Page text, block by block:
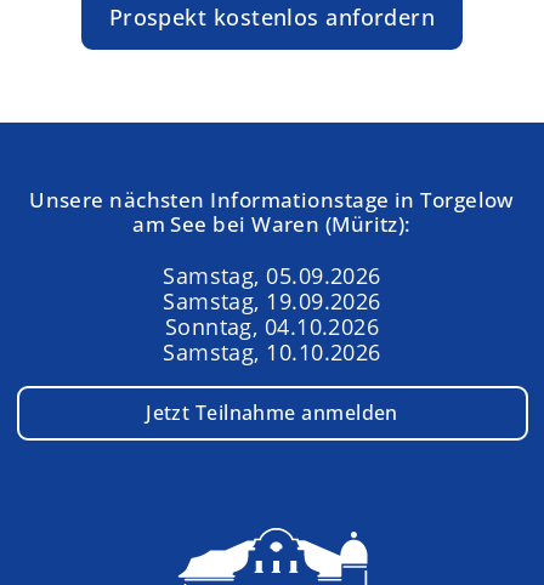
Prospekt kostenlos anfordern
Unsere nächsten Informationstage in Torgelow
am See bei Waren (Müritz):
Samstag, 05.09.2026
Samstag, 19.09.2026
Sonntag, 04.10.2026
Samstag, 10.10.2026
Jetzt Teilnahme anmelden